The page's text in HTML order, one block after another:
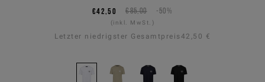
€85,00 -50%
€42,50
(inkl. MwSt.)
Letzter niedrigster Gesamtpreis42,50 €